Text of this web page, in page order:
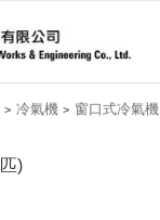
> 冷氣機 > 窗口式冷氣機
)